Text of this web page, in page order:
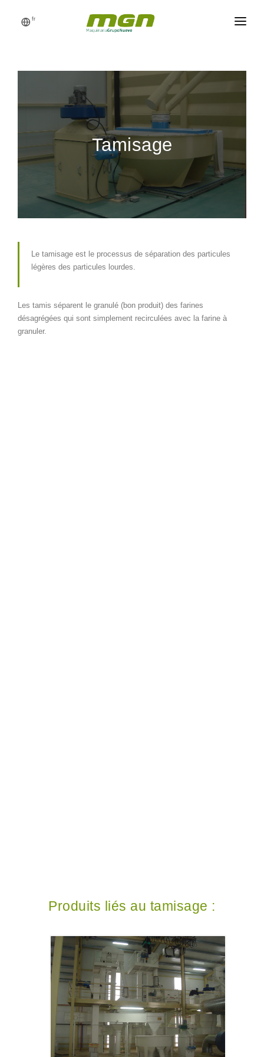
fr
USINE D’ALIMENTS
PROCESSUS
PRODUITS
CATALOGUE
RÉFÉRENCES
DEMANDEZ UN DEVIS
Tamisage
Le tamisage est le processus de séparation des particules
légères des particules lourdes.
Les tamis séparent le granulé (bon produit) des farines
désagrégées qui sont simplement recirculées avec la farine à
granuler.
Produits liés au tamisage :